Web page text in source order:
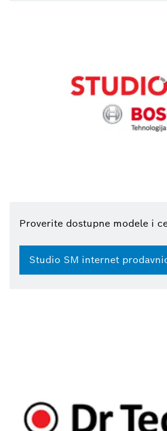
Proverite dostupne modele i
Studio SM internet